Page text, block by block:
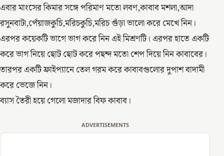
এবার মাংসের কিমার সঙ্গে পরিমাণ মতো লবণ,কাবাব মশলা,আদা
রসুনবাটা,পেঁয়াজকুচি,মরিচকুচি,মরিচ গুঁড়া ভালো করে মেখে নিন।
এরপর কয়েকটি ভাগে ভাগ করে নিন এই মিশ্রণটি। এরপর হাতে একটি
করে ভাগ নিয়ে ছোট ছোট করে পছন্দ মতো শেপ দিয়ে নিন কাবাবের।
তারপর একটি ফ্রাইপ্যানে তেল গরম করে কাবাবগুলোর দুপাশ বাদামী
করে ভেজে নিন।
ব‍্যাস তৈরী হয়ে গেলো মজাদার বিফ কাবাব।
ADVERTISEMENTS